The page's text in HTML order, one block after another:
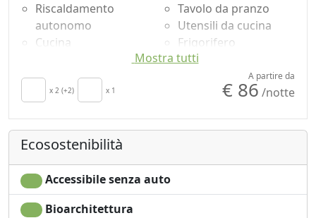
Riscaldamento
autonomo
Cucina
Soggiorno
Terrazza
Lenzuola
Ferro da stiro
Divano
Tavolo da pranzo
Utensili da cucina
Frigorifero
Zona pranzo
Ingresso
Microonde
Mostra tutti
x 2 (+2) x 1
A partire da
€ 86 /notte
Ecosostenibilità
Accessibile senza auto
Bioarchitettura